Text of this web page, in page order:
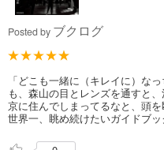
Posted by ブクログ
「どこも一緒に（キレイに）な
も、森山の目とレンズを通すと
京に住んでしまってるなと、頭を
世界一、眺め続けたいガイドブッ